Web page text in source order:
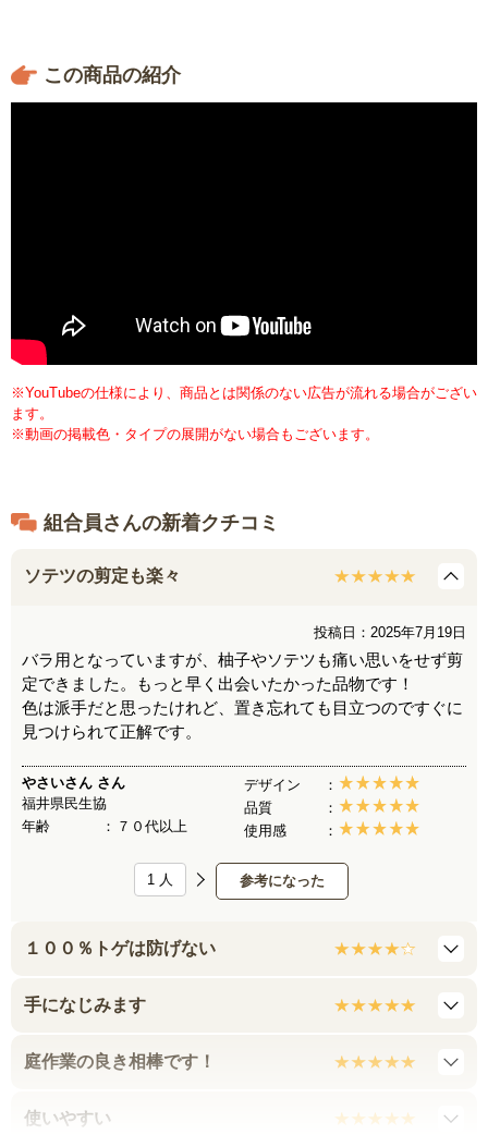
この商品の紹介
※YouTubeの仕様により、商品とは関係のない広告が流れる場合がござい
ます。
※動画の掲載色・タイプの展開がない場合もございます。
組合員さんの新着クチコミ
ソテツの剪定も楽々
投稿日：2025年7月19日
バラ用となっていますが、柚子やソテツも痛い思いをせず剪
定できました。もっと早く出会いたかった品物です！
色は派手だと思ったけれど、置き忘れても目立つのですぐに
見つけられて正解です。
やさいさん さん
福井県民生協
年齢
７０代以上
デザイン
品質
使用感
参考になった
1 人
１００％トゲは防げない
手になじみます
庭作業の良き相棒です！
使いやすい